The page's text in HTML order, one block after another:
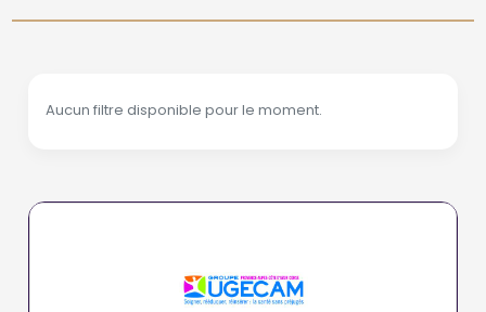
Aucun filtre disponible pour le moment.